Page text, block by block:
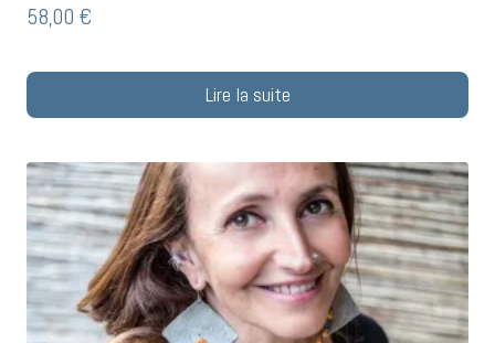
58,00 €
Lire la suite